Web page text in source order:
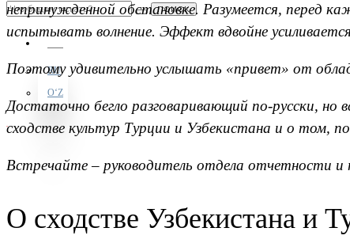
ПОИСК
RU
OʻZ
непринужденной обстановке. Разумеется,
испытывать волнение. Эффект вдвойне
Поэтому удивительно услышать «привет» от
Достаточно бегло разговаривающий по-русски, но
сходстве культур Турции и Узбекистана и о том,
Встречайте – руководитель отдела отчетности
О сходстве Узбекистана и